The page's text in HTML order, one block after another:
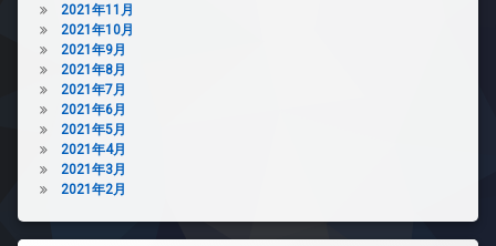
2021年11月
2021年10月
2021年9月
2021年8月
2021年7月
2021年6月
2021年5月
2021年4月
2021年3月
2021年2月